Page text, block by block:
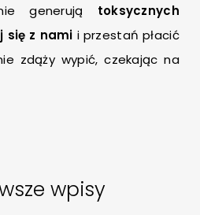
generują toksycznych
się z nami i przestań płacić
zdąży wypić, czekając na
wpisy